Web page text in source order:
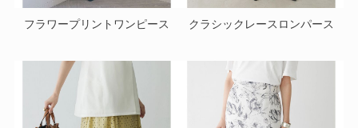
フラワープリントワンピース クラシックレースロンパース